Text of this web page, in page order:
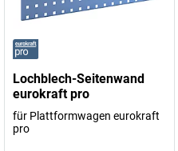
Lochblech-Seitenwand
eurokraft pro
für Plattformwagen eurokraft
pro